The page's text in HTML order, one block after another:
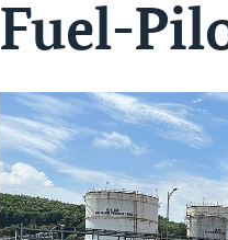
Fuel-